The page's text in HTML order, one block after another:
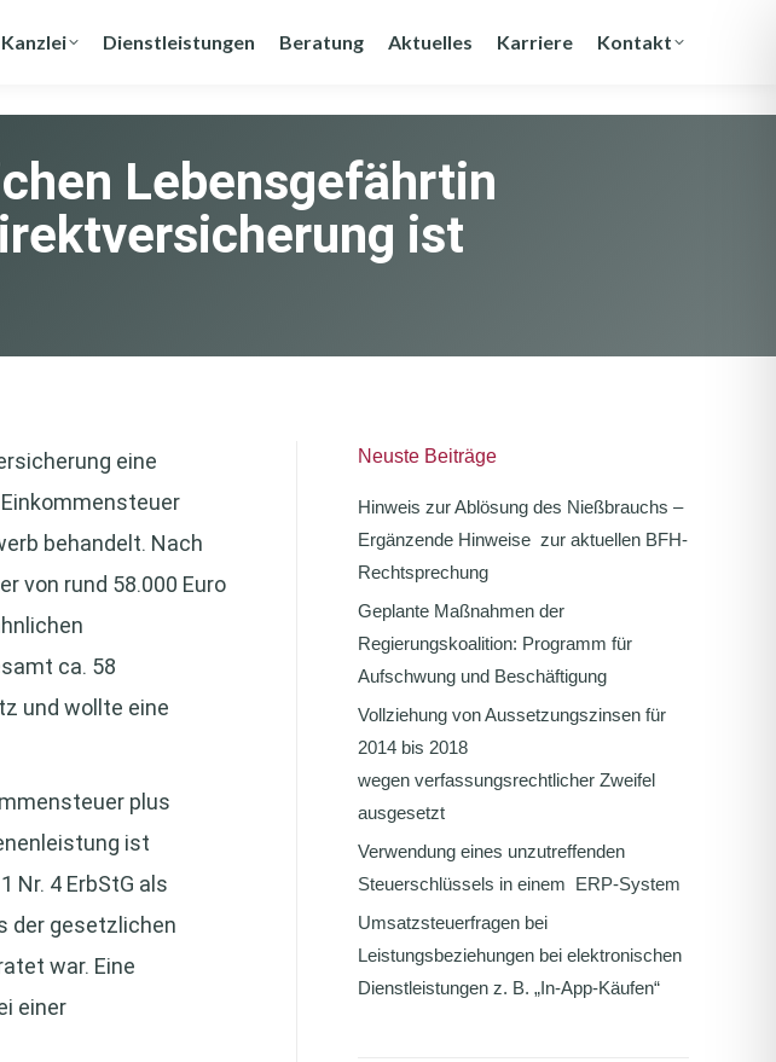
Kanzlei Dienstleistungen Beratung Aktuelles Karriere Kontakt
Lebensgefährtin
ist
eine
behandelt. Nach
von rund 58.000 Euro
ca. 58
und wollte eine
plus
ist
Nr. 4 ErbStG als
der gesetzlichen
war. Eine
einer
Neuste Beiträge
Hinweis zur Ablösung des Nießbrauchs –
Ergänzende Hinweise zur aktuellen BFH-
Rechtsprechung
Geplante Maßnahmen der
Regierungskoalition: Programm für
Aufschwung und Beschäftigung
Vollziehung von Aussetzungszinsen für
2014 bis 2018
wegen verfassungsrechtlicher Zweifel
ausgesetzt
Verwendung eines unzutreffenden
Steuerschlüssels in einem ERP-System
Umsatzsteuerfragen bei
Leistungsbeziehungen bei elektronischen
Dienstleistungen z. B. „In-App-Käufen“